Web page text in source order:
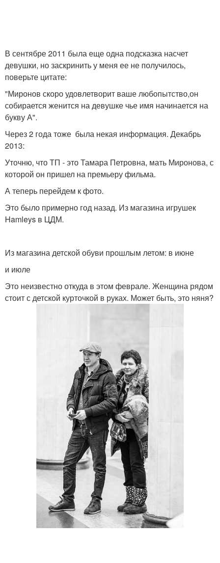
В сентябре 2011 была еще одна подсказка насчет
девушки, но заскринить у меня ее не получилось,
поверьте цитате:
"Миронов скоро удовлетворит ваше любопытство,он
собирается женится на девушке чье имя начинается на
букву А".
Через 2 года тоже была некая информация. Декабрь
2013:
Уточню, что ТП - это Тамара Петровна, мать Миронова, с
которой он пришел на премьеру фильма.
А теперь перейдем к фото.
Это было примерно год назад. Из магазина игрушек
Hamleys в ЦДМ.
Из магазина детской обуви прошлым летом: в июне
и июле
Это неизвестно откуда в этом феврале. Женщина рядом
стоит с детской курточкой в руках. Может быть, это няня?